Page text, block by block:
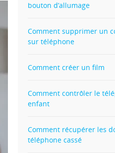
bouton d’allumage
Comment supprimer un
sur téléphone
Comment créer un film
Comment contrôler le
enfant
Comment récupérer les
téléphone cassé